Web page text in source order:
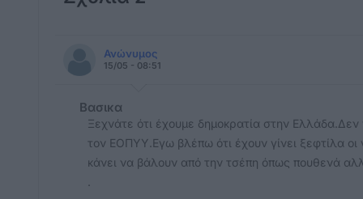
Ανώνυμος
15/05 - 08:51
Βασικα
Ξεχνάτε ότι έχουμε δημοκρατία στην
τον ΕΟΠΥΥ.Εγω βλέπω ότι έχουν γίνει ξεφτίλα οι
κάνει να βάλουν από την τσέπη όπως πουθενά